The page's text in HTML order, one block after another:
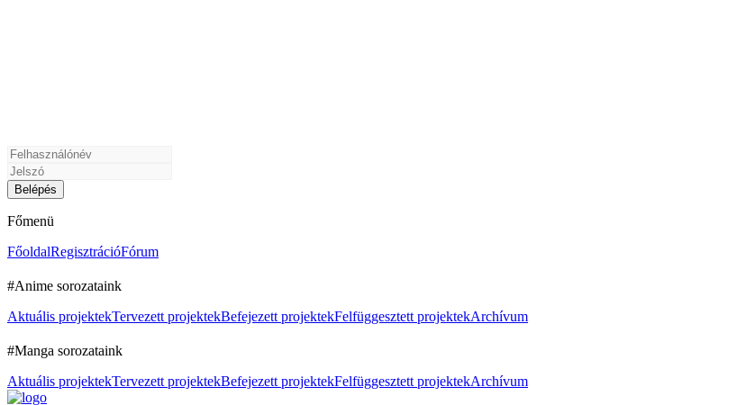
Főmenü
FőoldalRegisztrációFórum
#Anime sorozataink
Aktuális projektekTervezett projektekBefejezett projektekFelfüggesztett projektekArchívum
#Manga sorozataink
Aktuális projektekTervezett projektekBefejezett projektekFelfüggesztett projektekArchívum